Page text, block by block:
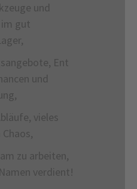
und
gut
Ent
und
vieles
zu arbeiten,
verdient!